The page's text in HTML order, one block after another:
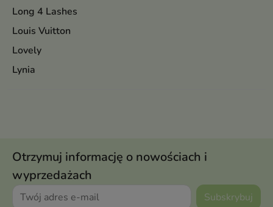
Long 4 Lashes
Louis Vuitton
Lovely
Lynia
Otrzymuj informację o nowościach i
wyprzedażach